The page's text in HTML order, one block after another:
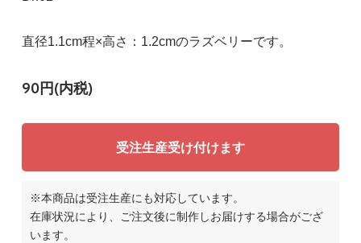
直径1.1cm程×高さ：1.2cmのラズベリーです。
90円(内税)
受注生産受け付けます
※本商品は受注生産にも対応しています。
在庫状況により、ご注文後に制作しお届けする場合がござ
います。